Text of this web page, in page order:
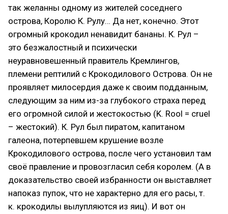
так желанны одному из жителей соседнего
острова, Королю К. Рулу… Да нет, конечно. Этот
огромный крокодил ненавидит бананы. К. Рул –
это безжалостный и психически
неуравновешенный правитель Кремлингов,
племени рептилий с Крокодилового Острова. Он не
проявляет милосердия даже к своим подданным,
следующим за ним из-за глубокого страха перед
его огромной силой и жестокостью (K. Rool = cruel
– жестокий). К. Рул был пиратом, капитаном
галеона, потерпевшем крушение возле
Крокодилового острова, после чего установил там
своё правление и провозгласил себя королем. (А в
доказательство своей избранности он выставляет
напоказ пупок, что не характерно для его расы, т.
к. крокодилы вылупляются из яиц). И вот он